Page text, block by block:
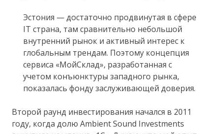
Эстония — достаточно продвинутая в сфере
IT страна, там сравнительно небольшой
внутренний рынок и активный интерес к
глобальным трендам. Поэтому концепция
сервиса «МойСклад», разработанная с
учетом конъюнктуры западного рынка,
показалась фонду заслуживающей доверия.
Второй раунд инвестирования начался в 2011
году, когда долю Ambient Sound Investments